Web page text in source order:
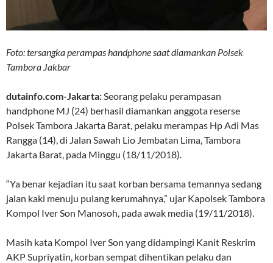
Foto: tersangka perampas handphone saat diamankan Polsek
Tambora Jakbar
dutainfo.com-Jakarta: Seorang pelaku perampasan
handphone MJ (24) berhasil diamankan anggota reserse
Polsek Tambora Jakarta Barat, pelaku merampas Hp Adi Mas
Rangga (14), di Jalan Sawah Lio Jembatan Lima, Tambora
Jakarta Barat, pada Minggu (18/11/2018).
“Ya benar kejadian itu saat korban bersama temannya sedang
jalan kaki menuju pulang kerumahnya,” ujar Kapolsek Tambora
Kompol Iver Son Manosoh, pada awak media (19/11/2018).
Masih kata Kompol Iver Son yang didampingi Kanit Reskrim
AKP Supriyatin, korban sempat dihentikan pelaku dan